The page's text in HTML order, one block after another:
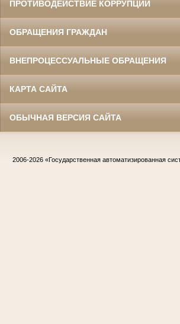
ПРОТИВОДЕЙСТВИЕ КОРРУПЦИИ
ОБРАЩЕНИЯ ГРАЖДАН
ВНЕПРОЦЕССУАЛЬНЫЕ ОБРАЩЕНИЯ
КАРТА САЙТА
ОБЫЧНАЯ ВЕРСИЯ САЙТА
2006-2026 «Государственная автоматизированная